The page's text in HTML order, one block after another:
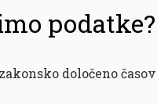
podatke?
določeno